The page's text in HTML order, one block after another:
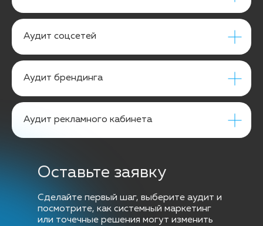
Аудит соцсетей
Аудит брендинга
Аудит рекламного кабинета
Оставьте заявку
Сделайте первый шаг, выберите аудит и
посмотрите, как системный маркетинг
или точечные решения могут изменить